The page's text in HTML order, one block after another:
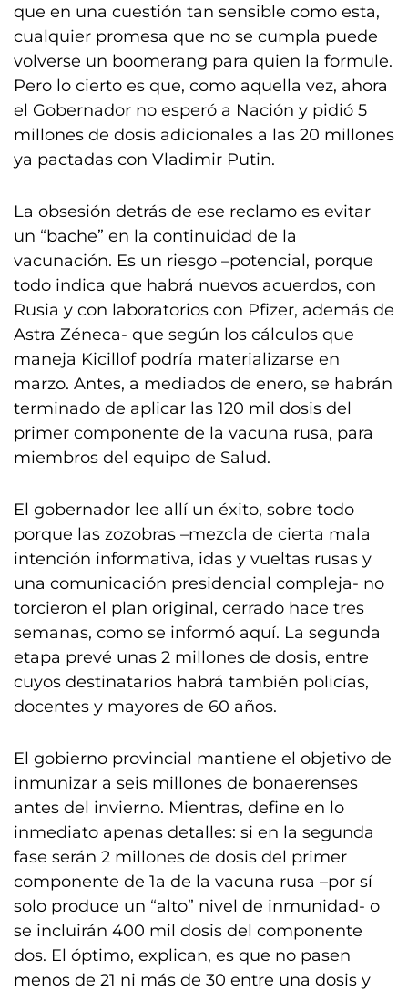
que en una cuestión tan sensible como esta,
cualquier promesa que no se cumpla puede
volverse un boomerang para quien la formule.
Pero lo cierto es que, como aquella vez, ahora
el Gobernador no esperó a Nación y pidió 5
millones de dosis adicionales a las 20 millones
ya pactadas con Vladimir Putin.
La obsesión detrás de ese reclamo es evitar
un “bache” en la continuidad de la
vacunación. Es un riesgo –potencial, porque
todo indica que habrá nuevos acuerdos, con
Rusia y con laboratorios con Pfizer, además de
Astra Zéneca- que según los cálculos que
maneja Kicillof podría materializarse en
marzo. Antes, a mediados de enero, se habrán
terminado de aplicar las 120 mil dosis del
primer componente de la vacuna rusa, para
miembros del equipo de Salud.
El gobernador lee allí un éxito, sobre todo
porque las zozobras –mezcla de cierta mala
intención informativa, idas y vueltas rusas y
una comunicación presidencial compleja- no
torcieron el plan original, cerrado hace tres
semanas, como se informó aquí. La segunda
etapa prevé unas 2 millones de dosis, entre
cuyos destinatarios habrá también policías,
docentes y mayores de 60 años.
El gobierno provincial mantiene el objetivo de
inmunizar a seis millones de bonaerenses
antes del invierno. Mientras, define en lo
inmediato apenas detalles: si en la segunda
fase serán 2 millones de dosis del primer
componente de 1a de la vacuna rusa –por sí
solo produce un “alto” nivel de inmunidad- o
se incluirán 400 mil dosis del componente
dos. El óptimo, explican, es que no pasen
menos de 21 ni más de 30 entre una dosis y